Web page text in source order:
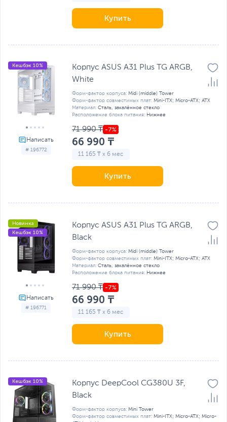
Купить
# 196772
Кешбэк 10%
Корпус ASUS A31 Plus TG ARGB,
White
Форм-фактор корпуса: Midi (middle) Tower
Форм-фактор совместимых плат: Mini-ITX; Micro-ATX; ATX
Материал: Сталь, закалённое стекло
Расположение блока питания: Нижнее
71 990 ₸
66 990 ₸
11 165 ₸ x 6 мес
Купить
# 196771
Новинка
Кешбэк 10%
Корпус ASUS A31 Plus TG ARGB,
Black
Форм-фактор корпуса: Midi (middle) Tower
Форм-фактор совместимых плат: Mini-ITX; Micro-ATX; ATX
Материал: Сталь, закалённое стекло
Расположение блока питания: Нижнее
71 990 ₸
66 990 ₸
11 165 ₸ x 6 мес
Купить
Кешбэк 10%
Корпус DeepCool CG380U 3F,
Black
Форм-фактор корпуса: Mini Tower
Форм-фактор совместимых плат: Mini-ITX; Micro-ATX; Micro-